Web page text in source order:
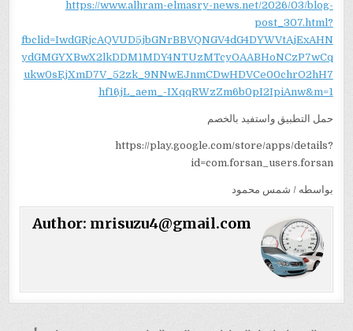
https://www.alhram-elmasry-news.net/2026/03/blog-
post_307.html?
fbclid=IwdGRjcAQVUD5jbGNrBBVQNGV4dG4DYWVtAjExAHN
ydGMGYXBwX2lkDDM1MDY4NTUzMTcyOAABHoNCzP7wCq
ukw0sEjXmD7V_52zk_9NNwEJnmCDwHDVCe00chrO2hH7
hf16jL_aem_-IXqqRWzZm6b0pI2IpiAnw&m=1
حمل التطبيق واستفيد بالخصم
https://play.google.com/store/apps/details?
id=com.forsan_users.forsan
بواسطه / شمس محمود
Author: mrisuzu4@gmail.com